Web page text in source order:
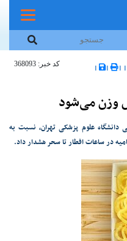
|
|
|
|
کد خبر: 368093
وزن می‌شود
دانشگاه علوم پزشکی تهران، نسبت به
در ساعات افطار تا سحر هشدار داد.